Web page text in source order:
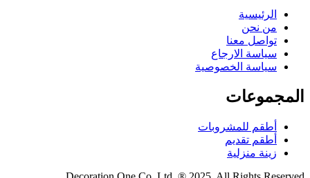
الرئيسية
من نحن
تواصل معنا
سياسة الارجاع
سياسة الخصوصية
المجموعات
أطقم للمشروبات
أطقم تقديم
زينة منزلية